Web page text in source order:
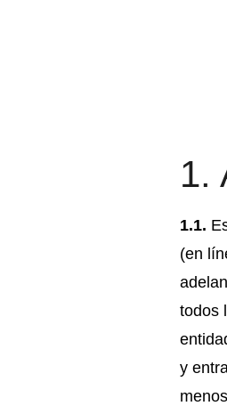
1.
1.1.
(en
todos
y